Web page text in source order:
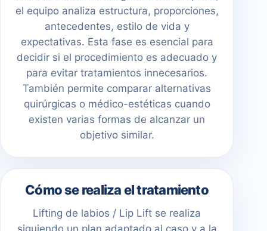
el equipo analiza estructura, proporciones,
antecedentes, estilo de vida y
expectativas. Esta fase es esencial para
decidir si el procedimiento es adecuado y
para evitar tratamientos innecesarios.
También permite comparar alternativas
quirúrgicas o médico-estéticas cuando
existen varias formas de alcanzar un
objetivo similar.
Cómo se realiza el tratamiento
Lifting de labios / Lip Lift se realiza
siguiendo un plan adaptado al caso y a la